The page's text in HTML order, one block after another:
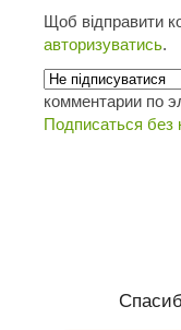
Щоб відправити
авторизуватись.
комментарии по
Подписаться без